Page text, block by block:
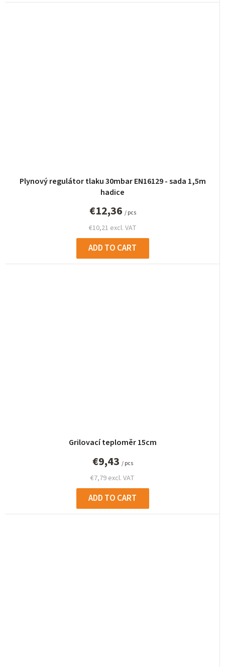
Plynový regulátor tlaku 30mbar EN16129 - sada 1,5m
hadice
€10,21 excl. VAT
€12,36 / pcs
ADD TO CART
Grilovací teploměr 15cm
€7,79 excl. VAT
€9,43 / pcs
ADD TO CART